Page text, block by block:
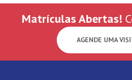
Matrículas Abertas!
AGENDE UMA